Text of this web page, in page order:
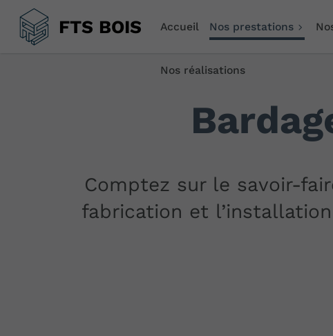
FTS BOIS Accueil Nos prestations
Nos réalisations
Comptez sur le savoir-
fabrication et